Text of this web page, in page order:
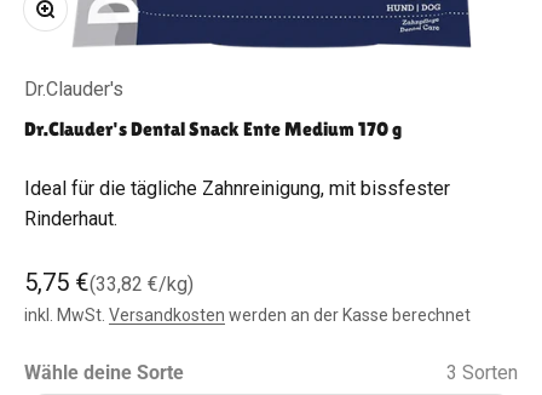
Dr.Clauder's
Dr.Clauder's Dental Snack Ente Medium 170 g
Ideal für die tägliche Zahnreinigung, mit bissfester
Rinderhaut.
Angebot
5,75 €(33,82 €/kg)
inkl. MwSt. Versandkosten werden an der Kasse berechnet
Wähle deine Sorte 3 Sorten